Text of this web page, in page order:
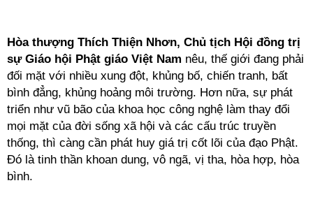
Hòa thượng Thích Thiện Nhơn, Chủ tịch Hội đồng trị
sự Giáo hội Phật giáo Việt Nam nêu, thế giới đang phải
đối mặt với nhiều xung đột, khủng bố, chiến tranh, bất
bình đẳng, khủng hoảng môi trường. Hơn nữa, sự phát
triển như vũ bão của khoa học công nghệ làm thay đổi
mọi mặt của đời sống xã hội và các cấu trúc truyền
thống, thì càng cần phát huy giá trị cốt lõi của đạo Phật.
Đó là tinh thần khoan dung, vô ngã, vị tha, hòa hợp, hòa
bình.